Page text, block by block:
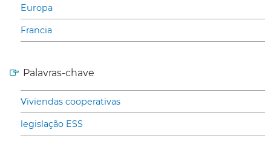
Europa
Francia
Palavras-chave
Viviendas cooperativas
legislação ESS